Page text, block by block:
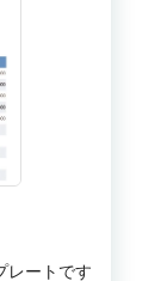
レートです